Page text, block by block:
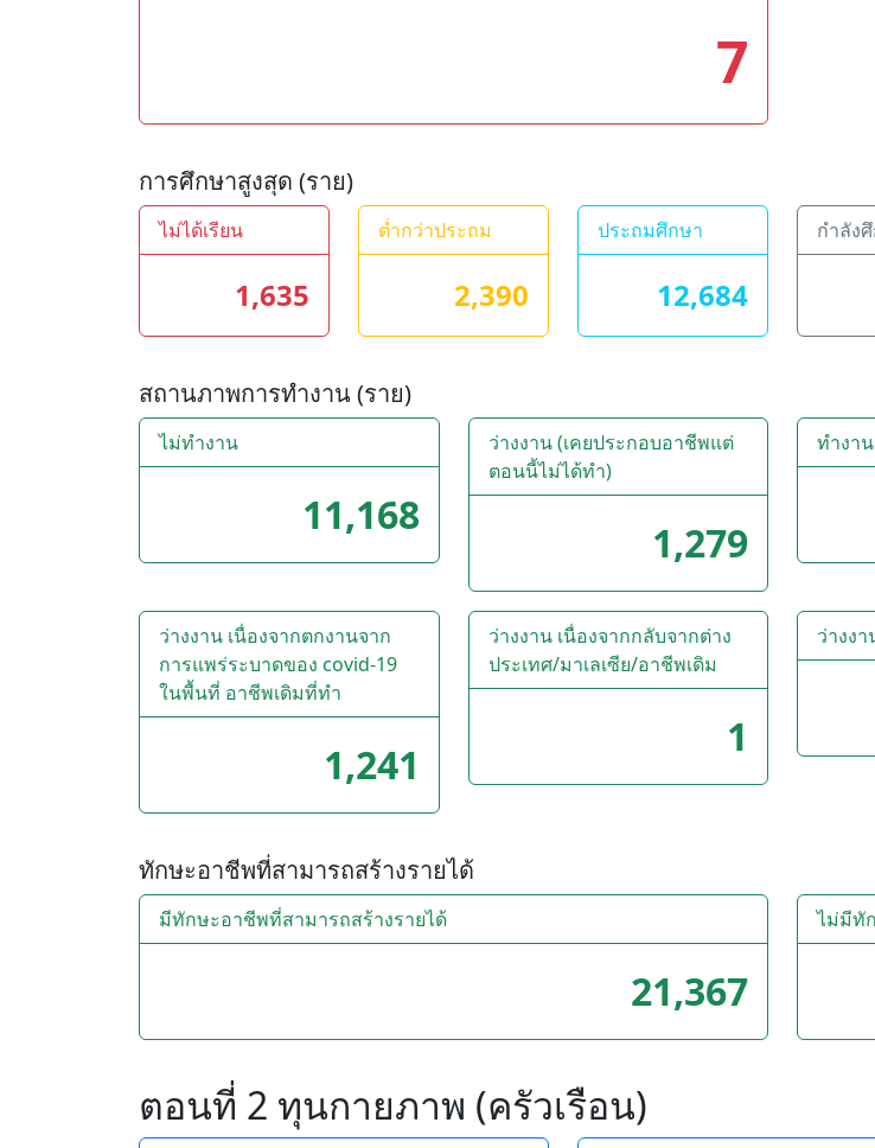
7
การศึกษาสูงสุด (ราย)
ไม่ได้เรียน
1,635
ต่ำกว่าประถม
2,390
ประถมศึกษา
12,684
กำลัง
สถานภาพการทำงาน (ราย)
ไม่ทำงาน
11,168
ว่างงาน (เคยประกอบอาชีพแต่
ตอนนี้ไม่ได้ทำ)
1,279
ทำงาน
ว่างงาน เนื่องจากตกงานจาก
การแพร่ระบาดของ covid-19
ในพื้นที่ อาชีพเดิมที่ทำ
1,241
ว่างงาน เนื่องจากกลับจากต่าง
ประเทศ/มาเลเซีย/อาชีพเดิม
1
ว่างง
ทักษะอาชีพที่สามารถสร้างรายได้
มีทักษะอาชีพที่สามารถสร้างรายได้
21,367
ไม่มีทั
ตอนที่ 2 ทุนกายภาพ (ครัวเรือน)